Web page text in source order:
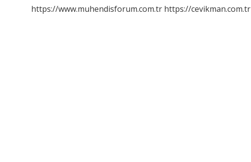
Evli
https://www.muhendisforum.com.tr https://cevikman.com.tr